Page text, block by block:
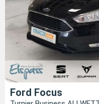
Ford Focus